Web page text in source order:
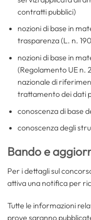
contratti pubblici)
nozioni di base in
trasparenza (L. n.
nozioni di base in
(Regolamento UE n.
nazionale di
trattamento dei dati
conoscenza di base
conoscenza degli
Bando e
Per i dettagli sul
attiva una notifica per
Tutte le informazioni
prove saranno